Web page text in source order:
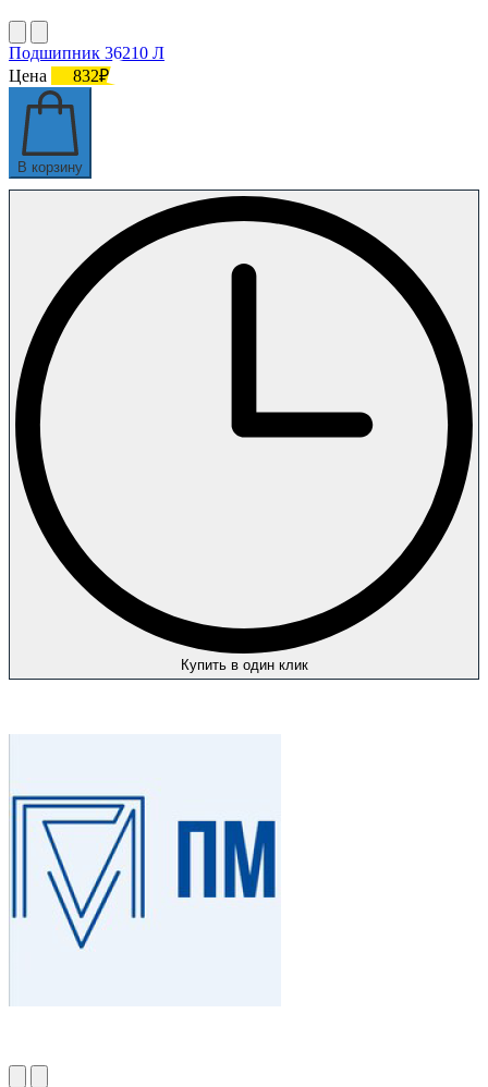
Подшипник 36210 Л
Цена
832₽
В корзину
Купить в один клик